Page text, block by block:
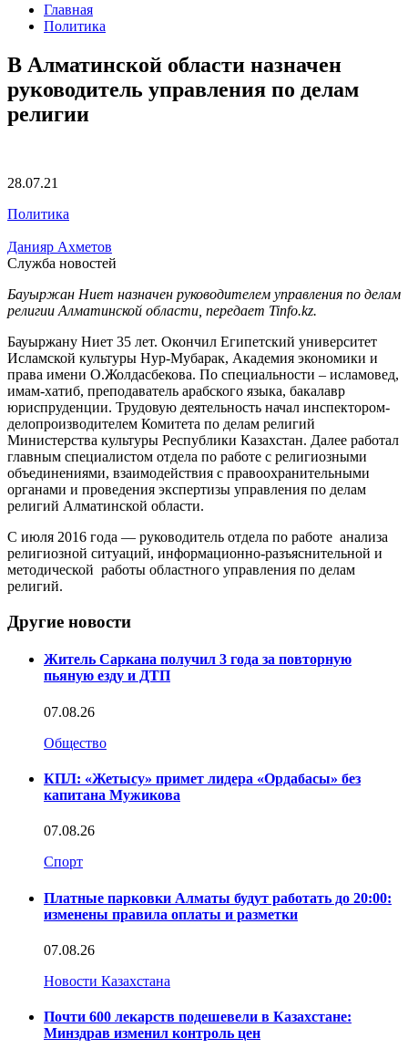
Главная
Политика
В Алматинской области назначен
руководитель управления по делам
религии
28.07.21
Политика
Данияр Ахметов
Служба новостей
Бауыржан Ниет назначен руководителем управления по делам
религии Алматинской области, передает Tinfo.kz.
Бауыржану Ниет 35 лет. Окончил Египетский университет
Исламской культуры Нур-Мубарак, Академия экономики и
права имени О.Жолдасбекова. По специальности – исламовед,
имам-хатиб, преподаватель арабского языка, бакалавр
юриспруденции. Трудовую деятельность начал инспектором-
делопроизводителем Комитета по делам религий
Министерства культуры Республики Казахстан. Далее работал
главным специалистом отдела по работе с религиозными
объединениями, взаимодействия с правоохранительными
органами и проведения экспертизы управления по делам
религий Алматинской области.
С июля 2016 года — руководитель отдела по работе анализа
религиозной ситуаций, информационно-разъяснительной и
методической работы областного управления по делам
религий.
Другие новости
Житель Саркана получил 3 года за повторную
пьяную езду и ДТП
07.08.26
Общество
КПЛ: «Жетысу» примет лидера «Ордабасы» без
капитана Мужикова
07.08.26
Спорт
Платные парковки Алматы будут работать до 20:00:
изменены правила оплаты и разметки
07.08.26
Новости Казахстана
Почти 600 лекарств подешевели в Казахстане:
Минздрав изменил контроль цен